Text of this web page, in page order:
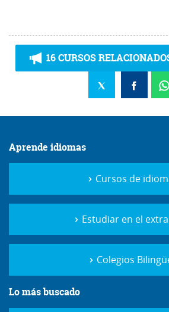
16 CURSOS
Aprende idiomas
Cursos de
Estudiar en el
Colegios
Lo más buscado